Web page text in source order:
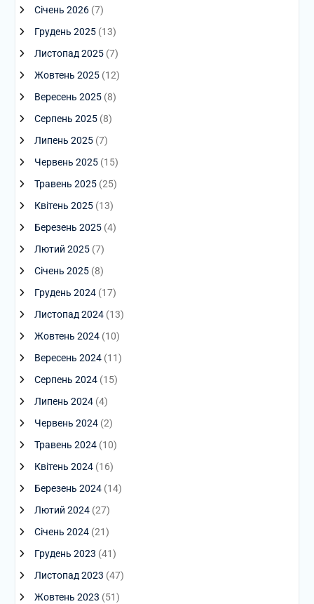
Січень 2026(7)
Грудень 2025(13)
Листопад 2025(7)
Жовтень 2025(12)
Вересень 2025(8)
Серпень 2025(8)
Липень 2025(7)
Червень 2025(15)
Травень 2025(25)
Квітень 2025(13)
Березень 2025(4)
Лютий 2025(7)
Січень 2025(8)
Грудень 2024(17)
Листопад 2024(13)
Жовтень 2024(10)
Вересень 2024(11)
Серпень 2024(15)
Липень 2024(4)
Червень 2024(2)
Травень 2024(10)
Квітень 2024(16)
Березень 2024(14)
Лютий 2024(27)
Січень 2024(21)
Грудень 2023 (41)
Листопад 2023 (47)
Жовтень 2023 (51)